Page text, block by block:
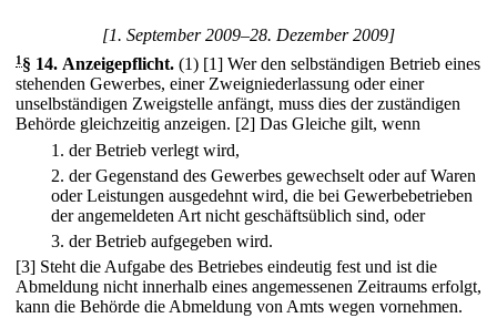
[1. September 2009–28. Dezember 2009]
1§ 14. Anzeigepflicht. (1) [1] Wer den selbständigen Betrieb eines
stehenden Gewerbes, einer Zweigniederlassung oder einer
unselbständigen Zweigstelle anfängt, muss dies der zuständigen
Behörde gleichzeitig anzeigen. [2] Das Gleiche gilt, wenn
1. der Betrieb verlegt wird,
2. der Gegenstand des Gewerbes gewechselt oder auf Waren
oder Leistungen ausgedehnt wird, die bei Gewerbebetrieben
der angemeldeten Art nicht geschäftsüblich sind, oder
3. der Betrieb aufgegeben wird.
[3] Steht die Aufgabe des Betriebes eindeutig fest und ist die
Abmeldung nicht innerhalb eines angemessenen Zeitraums erfolgt,
kann die Behörde die Abmeldung von Amts wegen vornehmen.